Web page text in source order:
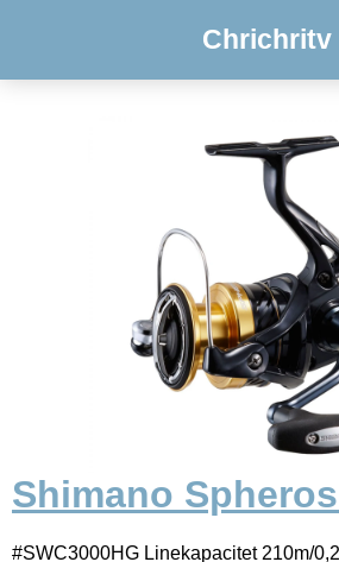
Chrichritv
Shimano
#SWC3000HG Linekapacitet 210m/